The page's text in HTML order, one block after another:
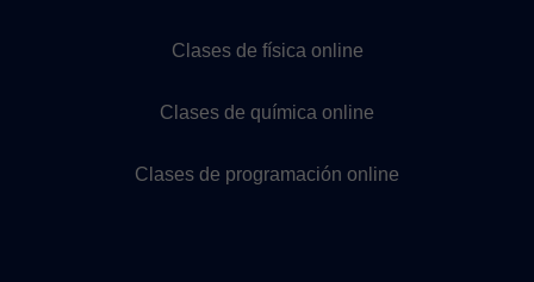
Clases de física online
Clases de química online
Clases de programación online